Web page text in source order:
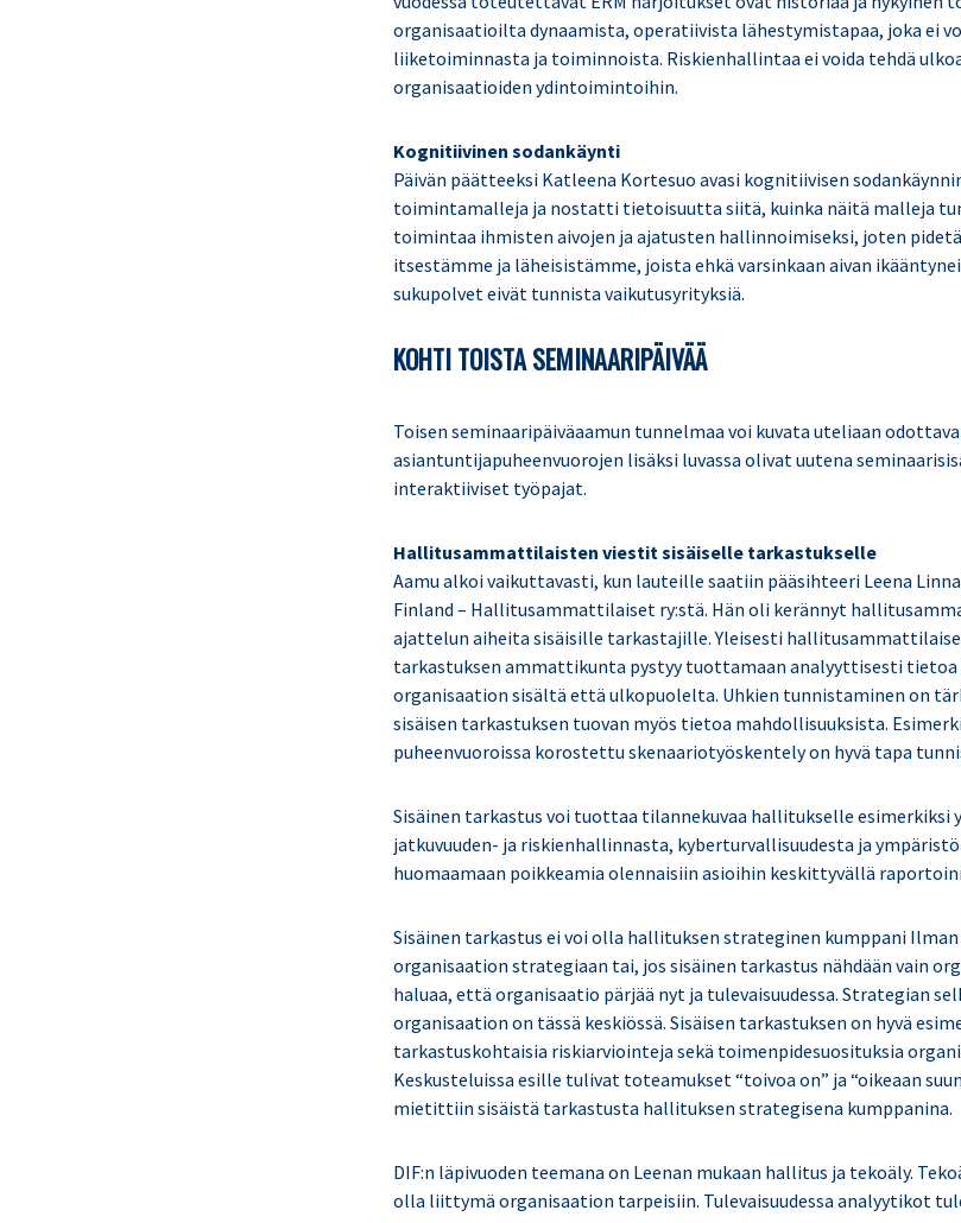
organisaatioilta dynaamista, operatiivista lähestymistapaa, joka ei
liiketoiminnasta ja toiminnoista. Riskienhallintaa ei voida tehdä
organisaatioiden ydintoimintoihin.
Kognitiivinen sodankäynti
Päivän päätteeksi Katleena Kortesuo avasi kognitiivisen
toimintamalleja ja nostatti tietoisuutta siitä, kuinka näitä malleja
toimintaa ihmisten aivojen ja ajatusten hallinnoimiseksi, joten
itsestämme ja läheisistämme, joista ehkä varsinkaan aivan
sukupolvet eivät tunnista vaikutusyrityksiä.
KOHTI TOISTA SEMINAARIPÄIVÄÄ
Toisen seminaaripäiväaamun tunnelmaa voi kuvata uteliaan
asiantuntijapuheenvuorojen lisäksi luvassa olivat uutena
interaktiiviset työpajat.
Hallitusammattilaisten viestit sisäiselle tarkastukselle
Aamu alkoi vaikuttavasti, kun lauteille saatiin pääsihteeri Leena
Finland – Hallitusammattilaiset ry:stä. Hän oli kerännyt
ajattelun aiheita sisäisille tarkastajille. Yleisesti
tarkastuksen ammattikunta pystyy tuottamaan analyyttisesti tietoa
organisaation sisältä että ulkopuolelta. Uhkien tunnistaminen on
sisäisen tarkastuksen tuovan myös tietoa mahdollisuuksista.
puheenvuoroissa korostettu skenaariotyöskentely on hyvä tapa
Sisäinen tarkastus voi tuottaa tilannekuvaa hallitukselle
jatkuvuuden- ja riskienhallinnasta, kyberturvallisuudesta ja
huomaamaan poikkeamia olennaisiin asioihin keskittyvällä
Sisäinen tarkastus ei voi olla hallituksen strateginen kumppani
organisaation strategiaan tai, jos sisäinen tarkastus nähdään vain
haluaa, että organisaatio pärjää nyt ja tulevaisuudessa. Strategian
organisaation on tässä keskiössä. Sisäisen tarkastuksen on hyvä
tarkastuskohtaisia riskiarviointeja sekä toimenpidesuosituksia
Keskusteluissa esille tulivat toteamukset “toivoa on” ja “oikeaan
mietittiin sisäistä tarkastusta hallituksen strategisena kumppanina.
DIF:n läpivuoden teemana on Leenan mukaan hallitus ja tekoäly.
olla liittymä organisaation tarpeisiin. Tulevaisuudessa analyytikot